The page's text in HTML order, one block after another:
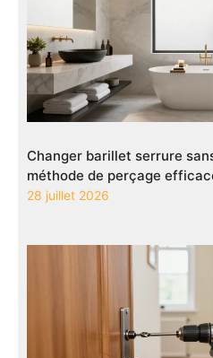
Changer barillet serrure
méthode de perçage
28 juillet 2026